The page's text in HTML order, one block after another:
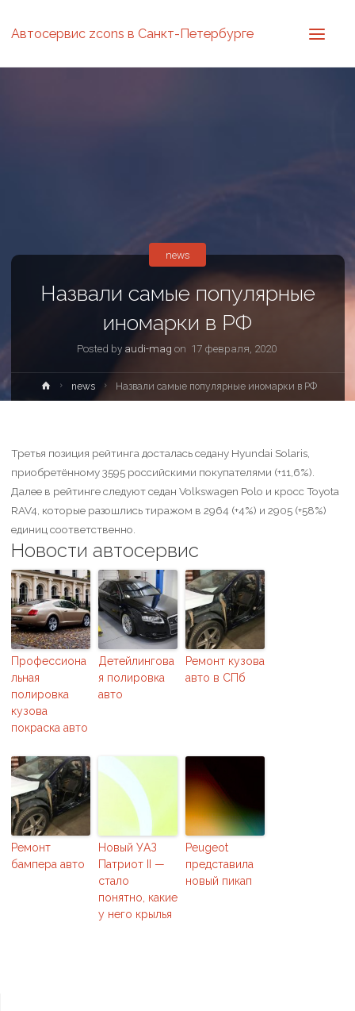
Автосервис zcons в Санкт-Петербурге
Назвали самые популярные
иномарки в РФ
Posted by audi-mag on 17 февраля, 2020
news
news Назвали самые популярные иномарки в РФ
Третья позиция рейтинга досталась седану Hyundai Solaris,
приобретённому 3595 российскими покупателями (+11,6%).
Далее в рейтинге следуют седан Volkswagen Polo и кросс Toyota
RAV4, которые разошлись тиражом в 2964 (+4%) и 2905 (+58%)
единиц соответственно.
Новости автосервис
Профессиона
льная
полировка
кузова
покраска авто
Детейлингова
я полировка
авто
Ремонт кузова
авто в СПб
Ремонт
бампера авто
Новый УАЗ
Патриот II —
стало
понятно, какие
у него крылья
Peugeot
представила
новый пикап